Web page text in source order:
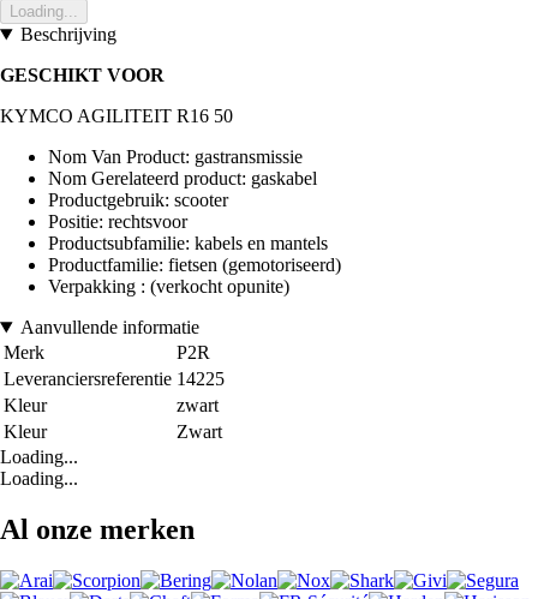
Loading...
Beschrijving
GESCHIKT VOOR
KYMCO AGILITEIT R16 50
Nom Van Product: gastransmissie
Nom Gerelateerd product: gaskabel
Productgebruik: scooter
Positie: rechtsvoor
Productsubfamilie: kabels en mantels
Productfamilie: fietsen (gemotoriseerd)
Verpakking : (verkocht opunite)
Aanvullende informatie
Merk
P2R
Leveranciersreferentie 14225
Kleur
zwart
Kleur
Zwart
Loading...
Loading...
Al onze merken